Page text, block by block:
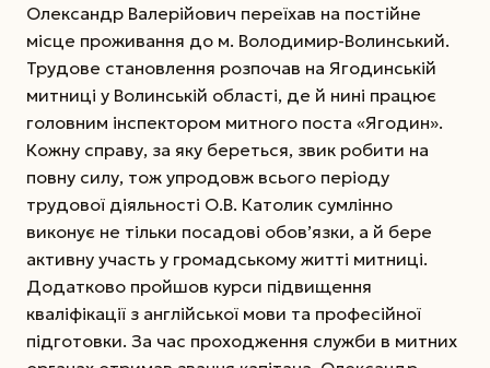
Олександр Валерійович переїхав на постійне
місце проживання до м. Володимир-Волинський.
Трудове становлення розпочав на Ягодинській
митниці у Волинській області, де й нині працює
головним інспектором митного поста «Ягодин».
Кожну справу, за яку береться, звик робити на
повну силу, тож упродовж всього періоду
трудової діяльності О.В. Католик сумлінно
виконує не тільки посадові обов’язки, а й бере
активну участь у громадському житті митниці.
Додатково пройшов курси підвищення
кваліфікації з англійської мови та професійної
підготовки. За час проходження служби в митних